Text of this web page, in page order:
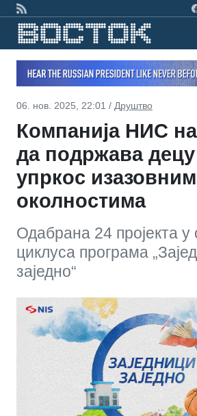
06. нов. 2025, 22:01 / Друштво
Компанија НИС
да подржава
упркос изазовним
околностима
Одабрана 24 пројекта у
циклуса програма
заједно“